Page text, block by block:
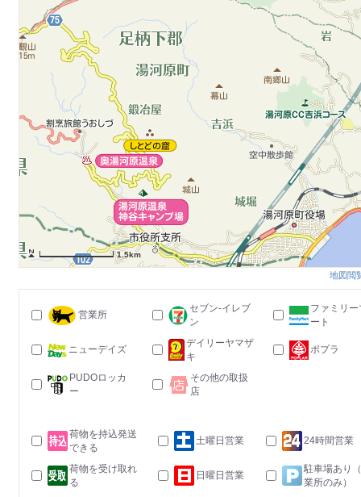
1.5km
地図閲
営業所
セブン-イレブ
ン
ファミリー
ート
ニューデイズ
デイリーヤマザ
キ
ポプラ
PUDOロッカ
ー
その他の取扱
店
荷物を持込発送
できる
土曜日営業 24時間営業
荷物を受け取れ
る
日曜日営業
駐車場あり
業所のみ）